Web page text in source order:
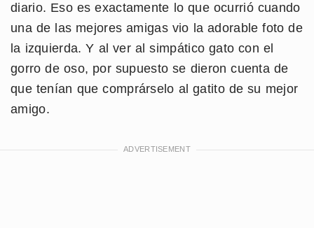
diario. Eso es exactamente lo que ocurrió cuando
una de las mejores amigas vio la adorable foto de
la izquierda. Y al ver al simpático gato con el
gorro de oso, por supuesto se dieron cuenta de
que tenían que comprárselo al gatito de su mejor
amigo.